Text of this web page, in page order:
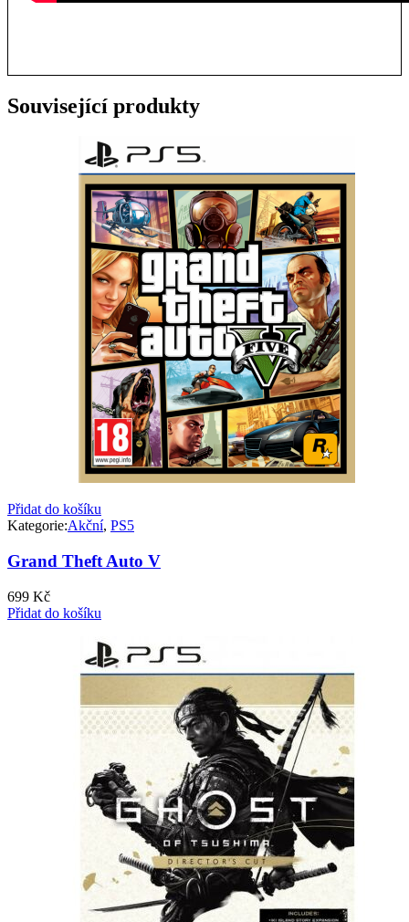
Související produkty
Přidat do košíku
Kategorie:Akční, PS5
Grand Theft Auto V
699 Kč
Přidat do košíku